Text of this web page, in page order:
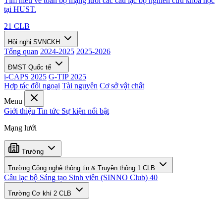
tại HUST.
21 CLB
Hội nghị SVNCKH
Tổng quan 2024-2025 2025-2026
ĐMST Quốc tế
i-CAPS 2025 G-TIP 2025
Hợp tác đối ngoại Tài nguyên Cơ sở vật chất
Menu
Giới thiệu Tin tức Sự kiện nổi bật
Mạng lưới
Trường
Trường Công nghệ thông tin & Truyền thông 1 CLB
Câu lạc bộ Sáng tạo Sinh viên (SINNO Club) 40
Trường Cơ khí 2 CLB